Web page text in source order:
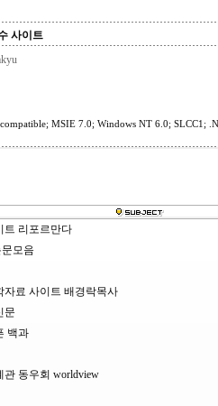
사이트
MSIE 7.0; Windows NT 6.0; SLCC1;
트 리포르만다
모음
자료 사이트 배경락목사
문
백과
관 동우회 worldview